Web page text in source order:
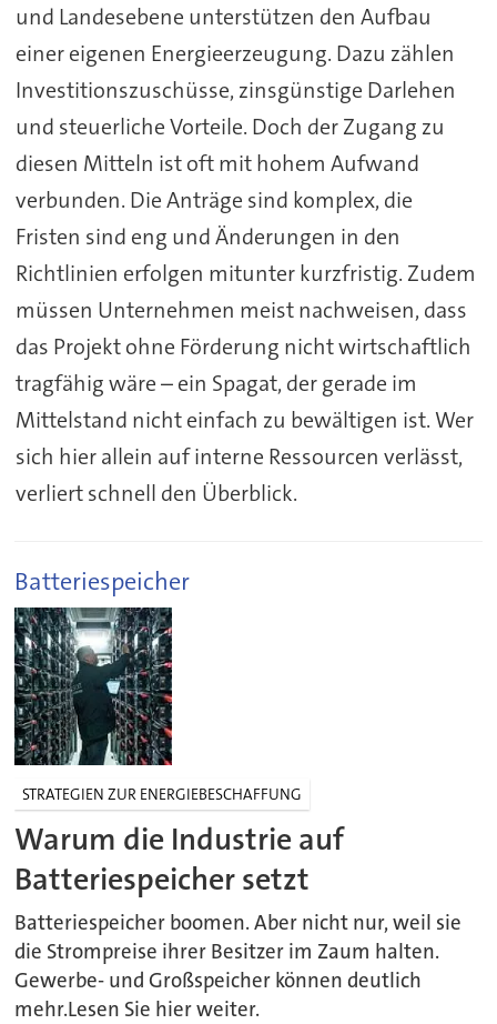
und Landesebene unterstützen den Aufbau
einer eigenen Energieerzeugung. Dazu zählen
Investitionszuschüsse, zinsgünstige Darlehen
und steuerliche Vorteile. Doch der Zugang zu
diesen Mitteln ist oft mit hohem Aufwand
verbunden. Die Anträge sind komplex, die
Fristen sind eng und Änderungen in den
Richtlinien erfolgen mitunter kurzfristig. Zudem
müssen Unternehmen meist nachweisen, dass
das Projekt ohne Förderung nicht wirtschaftlich
tragfähig wäre – ein Spagat, der gerade im
Mittelstand nicht einfach zu bewältigen ist. Wer
sich hier allein auf interne Ressourcen verlässt,
verliert schnell den Überblick.
Batteriespeicher
STRATEGIEN ZUR ENERGIEBESCHAFFUNG
Warum die Industrie auf
Batteriespeicher setzt
Batteriespeicher boomen. Aber nicht nur, weil sie
die Strompreise ihrer Besitzer im Zaum halten.
Gewerbe- und Großspeicher können deutlich
mehr.Lesen Sie hier weiter.